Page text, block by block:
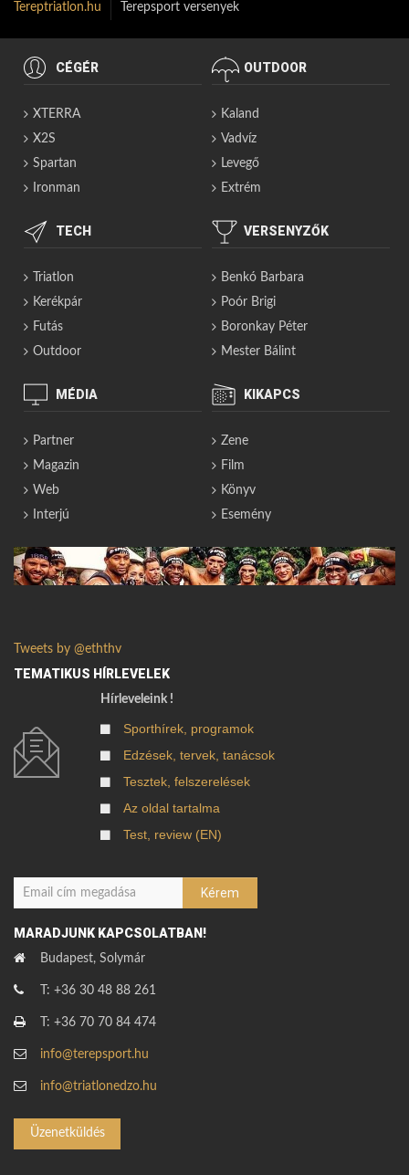
Tereptriatlon.hu Terepsport versenyek
CÉGÉR
XTERRA
X2S
Spartan
Ironman
OUTDOOR
Kaland
Vadvíz
Levegő
Extrém
TECH
Triatlon
Kerékpár
Futás
Outdoor
VERSENYZŐK
Benkó Barbara
Poór Brigi
Boronkay Péter
Mester Bálint
MÉDIA
Partner
Magazin
Web
Interjú
KIKAPCS
Zene
Film
Könyv
Esemény
Tweets by @eththv
TEMATIKUS HÍRLEVELEK
Hírleveleink !
Sporthírek, programok
Edzések, tervek, tanácsok
Tesztek, felszerelések
Az oldal tartalma
Test, review (EN)
MARADJUNK KAPCSOLATBAN!
Budapest, Solymár
T: +36 30 48 88 261
T: +36 70 70 84 474
info@terepsport.hu
info@triatlonedzo.hu
Üzenetküldés